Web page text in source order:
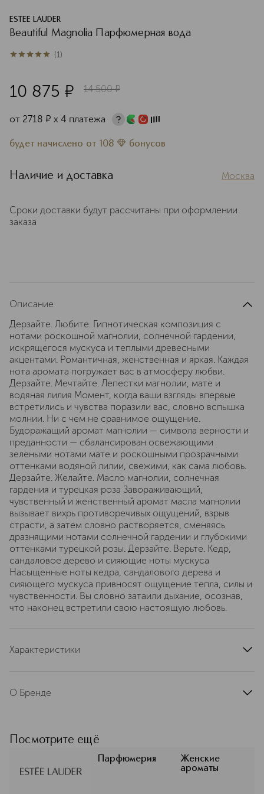
ESTEE LAUDER
Beautiful Magnolia Парфюмерная вода
5из 51 (1)
10 875 ¤ 14 500 ¤
от 2718 ¤ х 4 платежа
будет начислено от 108 бонусов
Наличие и доставка Москва
Сроки доставки будут рассчитаны при оформлении
заказа
Описание
Дерзайте. Любите. Гипнотическая композиция с
нотами роскошной магнолии, солнечной гардении,
искрящегося мускуса и теплыми древесными
акцентами. Романтичная, женственная и яркая. Каждая
нота аромата погружает вас в атмосферу любви.
Дерзайте. Мечтайте. Лепестки магнолии, мате и
водяная лилия Момент, когда ваши взгляды впервые
встретились и чувства поразили вас, словно вспышка
молнии. Ни с чем не сравнимое ощущение.
Будоражащий аромат магнолии — символа верности и
преданности — сбалансирован освежающими
зелеными нотами мате и роскошными прозрачными
оттенками водяной лилии, свежими, как сама любовь.
Дерзайте. Желайте. Масло магнолии, солнечная
гардения и турецкая роза Завораживающий,
чувственный и женственный аромат масла магнолии
вызывает вихрь противоречивых ощущений, взрыв
страсти, а затем словно растворяется, сменяясь
дразнящими нотами солнечной гардении и глубокими
оттенками турецкой розы. Дерзайте. Верьте. Кедр,
сандаловое дерево и сияющие ноты мускуса
Насыщенные ноты кедра, сандалового дерева и
сияющего мускуса привносят ощущение тепла, силы и
чувственности. Вы словно затаили дыхание, осознав,
что наконец встретили свою настоящую любовь.
Характеристики
артикул
О Бренде
США в 1946 году. Свое название
получил в честь основательницы
Эсте Лаудер, легенды и ярчайшей
звезды индустрии красоты. Эсте
Посмотрите ещё
Парфюмерия
Женские
ароматы